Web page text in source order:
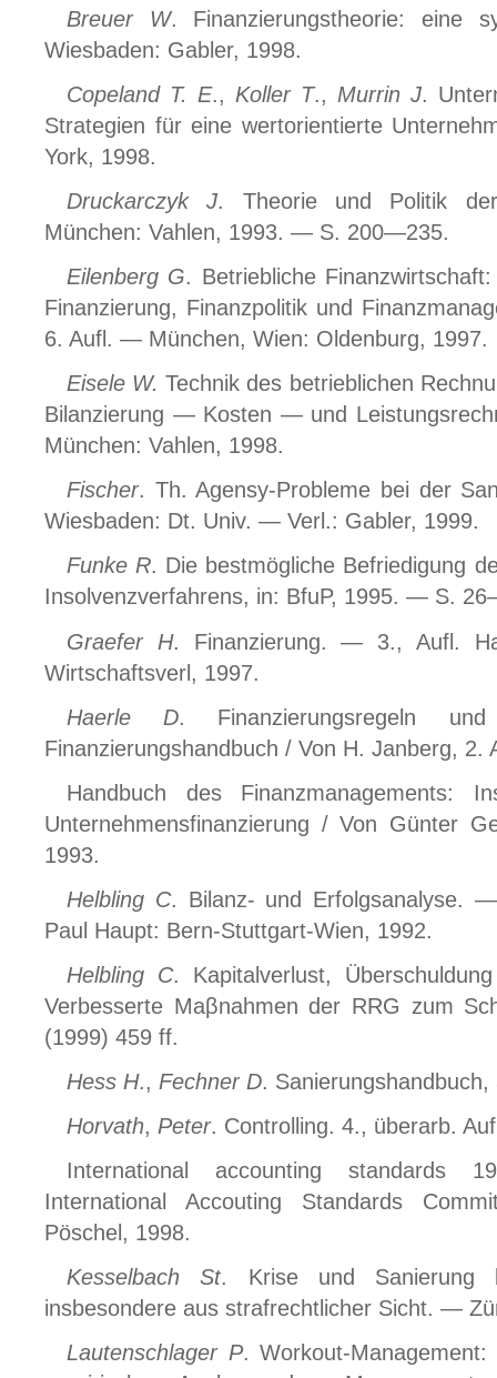
Breuer W. Finanzierungstheorie: eine
Wiesbaden: Gabler, 1998.
Copeland T. E., Koller T., Murrin J.
Strategien für eine wertorientierte
York, 1998.
Druckarczyk J. Theorie und Politik
München: Vahlen, 1993. — S. 200—235.
Eilenberg G. Betriebliche
Finanzierung, Finanzpolitik und
6. Aufl. — München, Wien: Oldenburg, 1997.
Eisele W. Technik des betrieblichen
Bilanzierung — Kosten — und
München: Vahlen, 1998.
Fischer. Th. Agensy-Probleme bei der
Wiesbaden: Dt. Univ. — Verl.: Gabler, 1999.
Funke R. Die bestmögliche Befriedigung
Insolvenzverfahrens, in: BfuP, 1995. — S.
Graefer H. Finanzierung. — 3., Aufl.
Wirtschaftsverl, 1997.
Haerle D. Finanzierungsregeln
Finanzierungshandbuch / Von H. Janberg,
Handbuch des Finanzmanagements:
Unternehmensfinanzierung / Von Günter
1993.
Helbling C. Bilanz- und Erfolgsanalyse.
Paul Haupt: Bern-Stuttgart-Wien, 1992.
Helbling C. Kapitalverlust,
Verbesserte Maβnahmen der RRG zum
(1999) 459 ff.
Hess H., Fechner D.
Horvath, Peter. Controlling. 4., überarb.
International accounting standards
International Accouting Standards
Pöschel, 1998.
Kesselbach St. Krise und Sanierung
insbesondere aus strafrechtlicher Sicht. —
Lautenschlager P. Workout-